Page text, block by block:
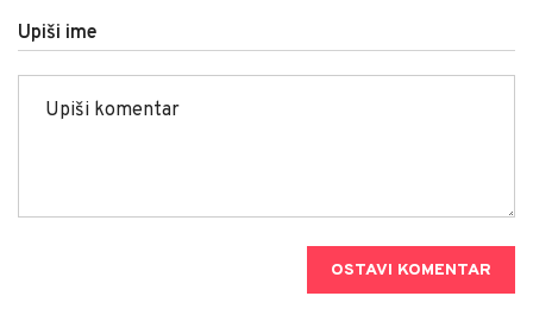
Upiši ime
OSTAVI KOMENTAR